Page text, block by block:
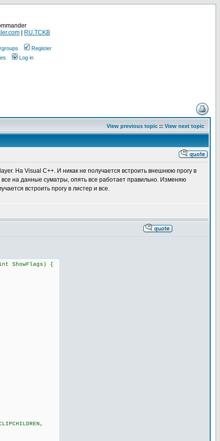
RU.TCKB
Register
Log in
View previous topic :: View next topic
На Visual C++. И никак не получается встроить внешнюю прогу в
на данные суматры, опять все работает правильно. Изменяю
встроить прогу в листер и все.
ShowFlags) {